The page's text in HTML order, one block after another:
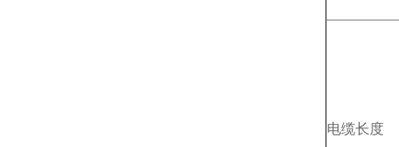
电缆长度